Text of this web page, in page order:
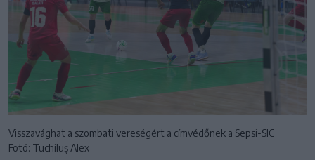
Visszavághat a szombati vereségért a címvédőnek a Sepsi-SIC
Fotó: Tuchiluș Alex